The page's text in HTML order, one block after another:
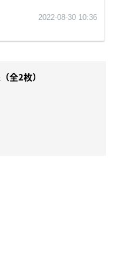
全2枚）